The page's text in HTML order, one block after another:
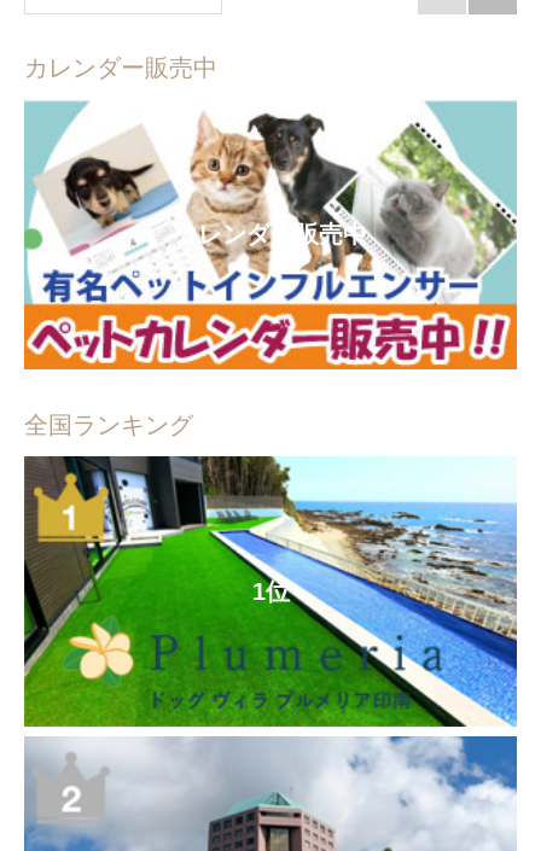
カレンダー販売中
カレンダー販売中
全国ランキング
1位